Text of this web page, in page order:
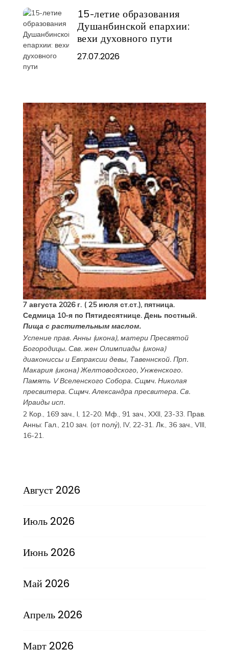
15-летие образования
Душанбинской епархии:
вехи духовного пути
27.07.2026
7 августа 2026 г. ( 25 июля ст.ст.), пятница.
Седмица 10-я по Пятидесятнице. День постный.
Пища с растительным маслом.
Успение прав.Анны(икона), матери Пресвятой
Богородицы. Свв. жен Олимпиады(икона)
диакониссы и Евпраксиидевы, Тавеннской. Прп.
Макария(икона) Желтоводского, Унженского.
Память V Вселенского Собора. Сщмч. Николая
пресвитера. Сщмч.Александрапресвитера. Св.
Ираидыисп.
2 Кор., 169 зач., I, 12-20. Мф., 91 зач., XXII, 23-33. Прав.
Анны: Гал., 210 зач. (от полу́), IV, 22-31. Лк., 36 зач., VIII,
16-21.
Август 2026
Июль 2026
Июнь 2026
Май 2026
Апрель 2026
Март 2026